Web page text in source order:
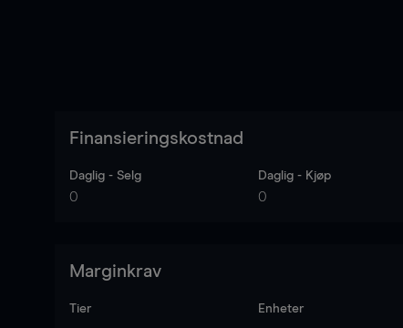
Finansieringskostnad
Daglig - Selg
0
Daglig - Kjøp
0
Marginkrav
Tier Enheter